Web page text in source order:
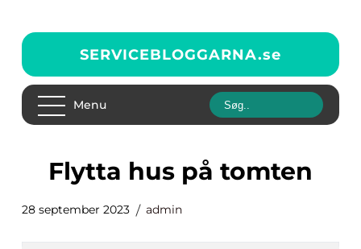
SERVICEBLOGGARNA.se
Menu
flytta hus på tomten
28 september 2023 admin